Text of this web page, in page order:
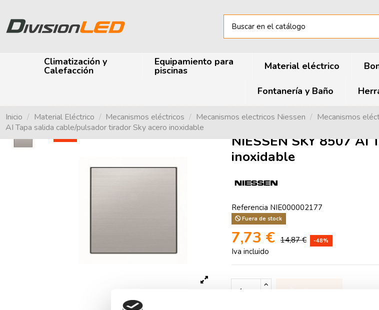
Climatización y
Calefacción
Equipamiento para
piscinas Material eléctrico
Fontanería y Baño
Inicio Material Eléctrico Mecanismos eléctricos Mecanismos electricos Niessen Mecanismos
AI Tapa salida cable/pulsador tirador Sky acero inoxidable
NIESSEN SKY 8507
inoxidable
Referencia NIE000002177
Fuera de stock
7,73 € 14,87 € -48%
Iva incluido
Comprar